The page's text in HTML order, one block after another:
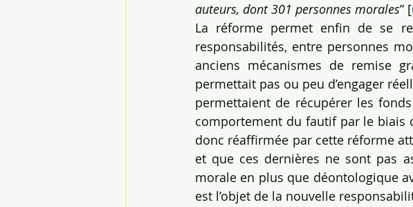
auteurs, dont 301 personnes morales” [
La réforme permet enfin de se
responsabilités, entre personnes
anciens mécanismes de remise
permettait pas ou peu d’engager
permettaient de récupérer les
comportement du fautif par le biais
donc réaffirmée par cette réforme
et que ces dernières ne sont pas
morale en plus que déontologique
est l’objet de la nouvelle